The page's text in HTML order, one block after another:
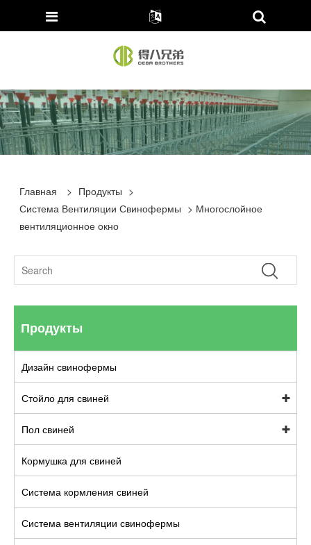
Главная > Продукты >
Система Вентиляции Свинофермы > Многослойное
вентиляционное окно
Продукты
Дизайн свинофермы
Стойло для свиней
Пол свиней
Кормушка для свиней
Система кормления свиней
Система вентиляции свинофермы